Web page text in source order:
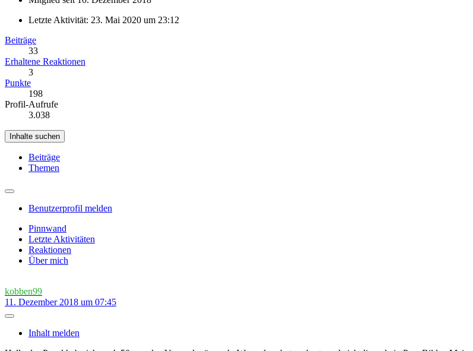
Letzte Aktivität: 23. Mai 2020 um 23:12
Beiträge
33
Erhaltene Reaktionen
3
Punkte
198
Profil-Aufrufe
3.038
Inhalte suchen
Beiträge
Themen
Benutzerprofil melden
Pinnwand
Letzte Aktivitäten
Reaktionen
Über mich
kobben99
11. Dezember 2018 um 07:45
Inhalt melden